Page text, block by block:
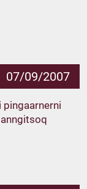
07/09/2007